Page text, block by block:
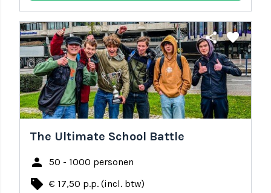
share favorite
The Ultimate School Battle
person 50 - 1000 personen
local_offer € 17,50 p.p. (incl. btw)